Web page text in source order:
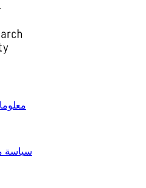
البقاء حتى موعد مع كل الأخبار.
سياسة